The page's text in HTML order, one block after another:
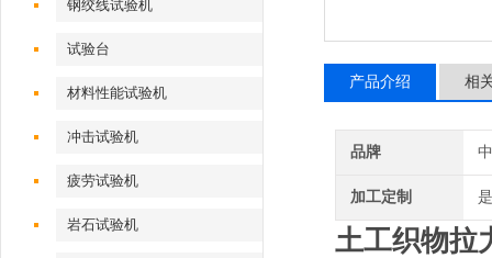
钢绞线试验机
试验台
材料性能试验机
冲击试验机
疲劳试验机
岩石试验机
产品介绍 相
品牌
加工定制 是
土工织物拉